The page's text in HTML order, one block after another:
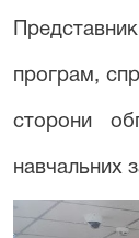
програм,
сторони
навчальних